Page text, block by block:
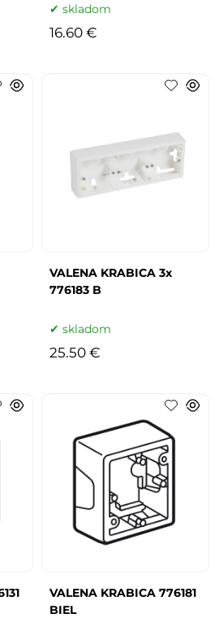
skladom
16.60 €
VALENA KRABICA 3x
776183 B
skladom
25.50 €
VALENA KRABICA 776181
BIEL